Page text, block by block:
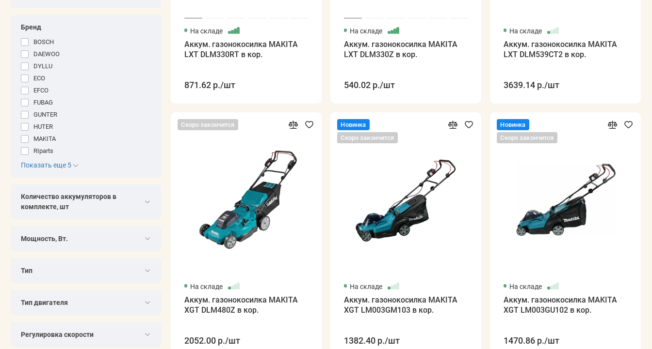
Бренд
BOSCH
DAEWOO
DYLLU
ECO
EFCO
FUBAG
GUNTER
HUTER
MAKITA
RIparts
Показать еще 5
Количество аккумуляторов в
комплекте, шт
Мощность, Вт.
Тип
Тип двигателя
Регулировка скорости
На складе
Аккум. газонокосилка MAKITA
LXT DLM330RT в кор.
871.62 р./шт
На складе
Аккум. газонокосилка MAKITA
LXT DLM330Z в кор.
540.02 р./шт
На складе
Аккум. газонокосилка MAKITA
LXT DLM539CT2 в кор.
3639.14 р./шт
Скоро закончится
На складе
Аккум. газонокосилка MAKITA
XGT DLM480Z в кор.
2052.00 р./шт
Новинка
Скоро закончится
На складе
Аккум. газонокосилка MAKITA
XGT LM003GM103 в кор.
1382.40 р./шт
Новинка
Скоро закончится
На складе
Аккум. газонокосилка MAKITA
XGT LM003GU102 в кор.
1470.86 р./шт